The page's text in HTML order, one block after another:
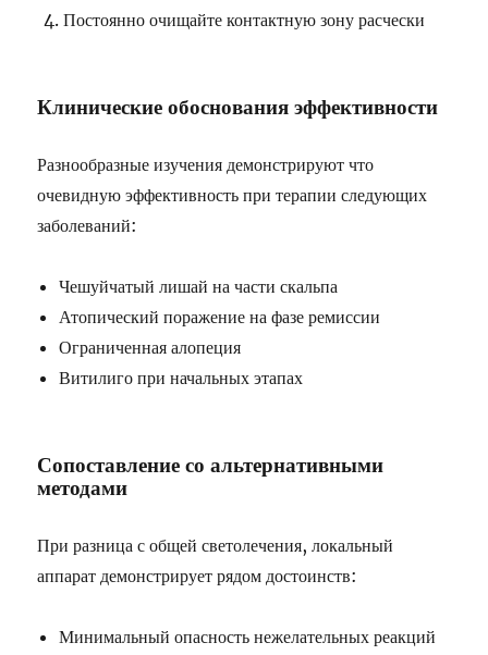
Постоянно очищайте контактную зону расчески
Клинические обоснования эффективности
Разнообразные изучения демонстрируют что
очевидную эффективность при терапии следующих
заболеваний:
Чешуйчатый лишай на части скальпа
Атопический поражение на фазе ремиссии
Ограниченная алопеция
Витилиго при начальных этапах
Сопоставление со альтернативными
методами
При разница с общей светолечения, локальный
аппарат демонстрирует рядом достоинств:
Минимальный опасность нежелательных реакций